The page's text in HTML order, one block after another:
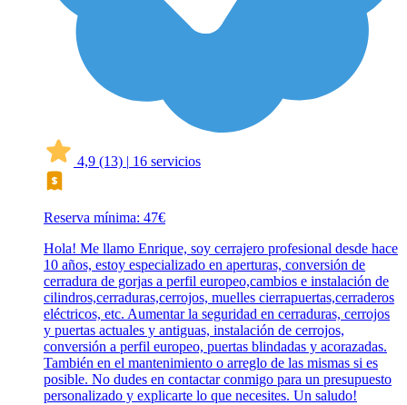
4,9 (13) | 16 servicios
Reserva mínima: 47€
Hola! Me llamo Enrique, soy cerrajero profesional desde hace
10 años, estoy especializado en aperturas, conversión de
cerradura de gorjas a perfil europeo,cambios e instalación de
cilindros,cerraduras,cerrojos, muelles cierrapuertas,cerraderos
eléctricos, etc. Aumentar la seguridad en cerraduras, cerrojos
y puertas actuales y antiguas, instalación de cerrojos,
conversión a perfil europeo, puertas blindadas y acorazadas.
También en el mantenimiento o arreglo de las mismas si es
posible. No dudes en contactar conmigo para un presupuesto
personalizado y explicarte lo que necesites. Un saludo!